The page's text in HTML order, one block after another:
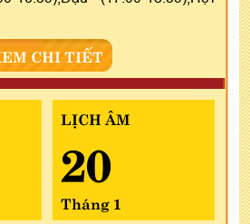
CHI TIẾT
LỊCH ÂM
20
Tháng 1